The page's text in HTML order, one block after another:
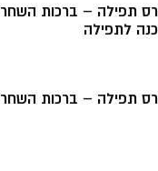
תפילה – ברכות השחר
לתפילה
תפילה – ברכות השחר